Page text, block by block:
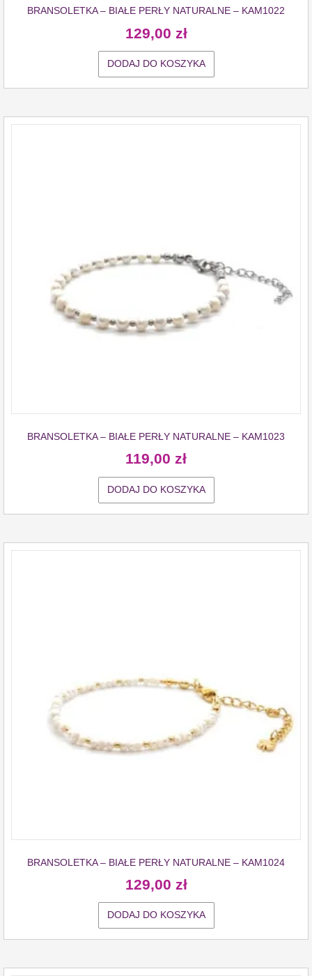
BRANSOLETKA – BIAŁE PERŁY NATURALNE – KAM1022
129,00 zł
DODAJ DO KOSZYKA
BRANSOLETKA – BIAŁE PERŁY NATURALNE – KAM1023
119,00 zł
DODAJ DO KOSZYKA
BRANSOLETKA – BIAŁE PERŁY NATURALNE – KAM1024
129,00 zł
DODAJ DO KOSZYKA